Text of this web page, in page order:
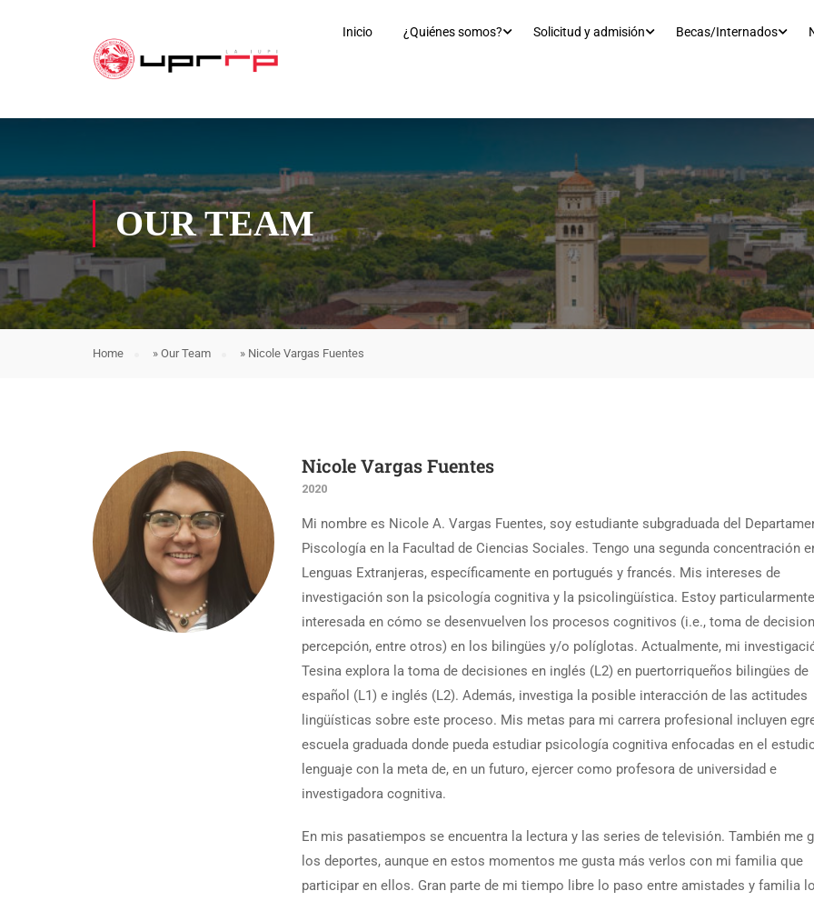
Inicio ¿Quiénes somos? Solicitud y admisión Becas/Internados
OUR TEAM
Home » Our Team » Nicole Vargas Fuentes
Nicole Vargas Fuentes
2020
Mi nombre es Nicole A. Vargas Fuentes, soy estudiante subgraduada del
Piscología en la Facultad de Ciencias Sociales. Tengo una segunda concentración
Lenguas Extranjeras, específicamente en portugués y francés. Mis intereses de
investigación son la psicología cognitiva y la psicolingüística. Estoy particularmente
interesada en cómo se desenvuelven los procesos cognitivos (i.e., toma de
percepción, entre otros) en los bilingües y/o políglotas. Actualmente, mi
Tesina explora la toma de decisiones en inglés (L2) en puertorriqueños bilingües de
español (L1) e inglés (L2). Además, investiga la posible interacción de las actitudes
lingüísticas sobre este proceso. Mis metas para mi carrera profesional incluyen
escuela graduada donde pueda estudiar psicología cognitiva enfocadas en el
lenguaje con la meta de, en un futuro, ejercer como profesora de universidad e
investigadora cognitiva.
En mis pasatiempos se encuentra la lectura y las series de televisión. También me
los deportes, aunque en estos momentos me gusta más verlos con mi familia que
participar en ellos. Gran parte de mi tiempo libre lo paso entre amistades y familia